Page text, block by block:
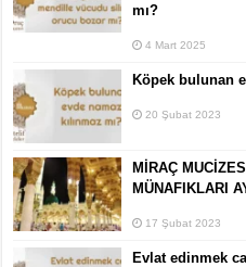
mı?
4 Mart 2025
Köpek bulunan
20 Şubat 2023
MİRAÇ
MÜNAFIKLARI
17 Şubat 2023
Evlat edinmek